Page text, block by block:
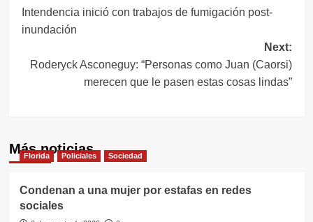
de
Intendencia inició con trabajos de fumigación post-
inundación
Next:
Roderyck Asconeguy: “Personas como Juan (Caorsi)
merecen que le pasen estas cosas lindas”
Más noticias
Florida Policiales Sociedad
Condenan a una mujer por estafas en redes
sociales